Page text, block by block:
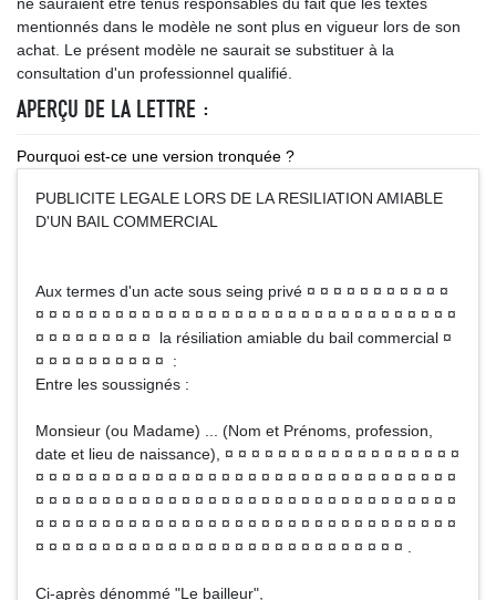
mentionnés dans le modèle ne sont plus en vigueur lors de son
achat. Le présent modèle ne saurait se substituer à la
consultation d'un professionnel qualifié.
APERÇU DE LA LETTRE :
Pourquoi est-ce une version tronquée ?
PUBLICITE LEGALE LORS DE LA RESILIATION AMIABLE
D'UN BAIL COMMERCIAL
Aux termes d'un acte sous seing privé ¤ ¤ ¤ ¤ ¤ ¤ ¤ ¤ ¤ ¤ ¤
¤ ¤ ¤ ¤ ¤ ¤ ¤ ¤ ¤ ¤ ¤ ¤ ¤ ¤ ¤ ¤ ¤ ¤ ¤ ¤ ¤ ¤ ¤ ¤ ¤ ¤ ¤ ¤ ¤ ¤ ¤ ¤
¤ ¤ ¤ ¤ ¤ ¤ ¤ ¤ ¤ la résiliation amiable du bail commercial ¤
¤ ¤ ¤ ¤ ¤ ¤ ¤ ¤ ¤ ¤ :
Entre les soussignés :
Monsieur (ou Madame) ... (Nom et Prénoms, profession,
date et lieu de naissance), ¤ ¤ ¤ ¤ ¤ ¤ ¤ ¤ ¤ ¤ ¤ ¤ ¤ ¤ ¤ ¤ ¤ ¤
¤ ¤ ¤ ¤ ¤ ¤ ¤ ¤ ¤ ¤ ¤ ¤ ¤ ¤ ¤ ¤ ¤ ¤ ¤ ¤ ¤ ¤ ¤ ¤ ¤ ¤ ¤ ¤ ¤ ¤ ¤ ¤
¤ ¤ ¤ ¤ ¤ ¤ ¤ ¤ ¤ ¤ ¤ ¤ ¤ ¤ ¤ ¤ ¤ ¤ ¤ ¤ ¤ ¤ ¤ ¤ ¤ ¤ ¤ ¤ ¤ ¤ ¤ ¤
¤ ¤ ¤ ¤ ¤ ¤ ¤ ¤ ¤ ¤ ¤ ¤ ¤ ¤ ¤ ¤ ¤ ¤ ¤ ¤ ¤ ¤ ¤ ¤ ¤ ¤ ¤ ¤ ¤ ¤ ¤ ¤
¤ ¤ ¤ ¤ ¤ ¤ ¤ ¤ ¤ ¤ ¤ ¤ ¤ ¤ ¤ ¤ ¤ ¤ ¤ ¤ ¤ ¤ ¤ ¤ ¤ ¤ ¤ ¤ .
Ci-après dénommé "Le bailleur",